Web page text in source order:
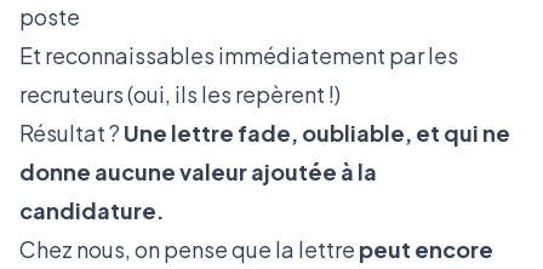
poste
Et reconnaissables immédiatement par les
recruteurs (oui, ils les repèrent !)
Résultat ? Une lettre fade, oubliable, et qui ne
donne aucune valeur ajoutée à la
candidature.
Chez nous, on pense que la lettre peut encore